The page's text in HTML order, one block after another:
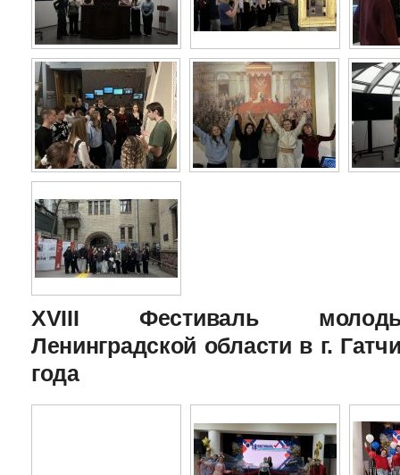
XVIII Фестиваль
Ленинградской области в г.
года